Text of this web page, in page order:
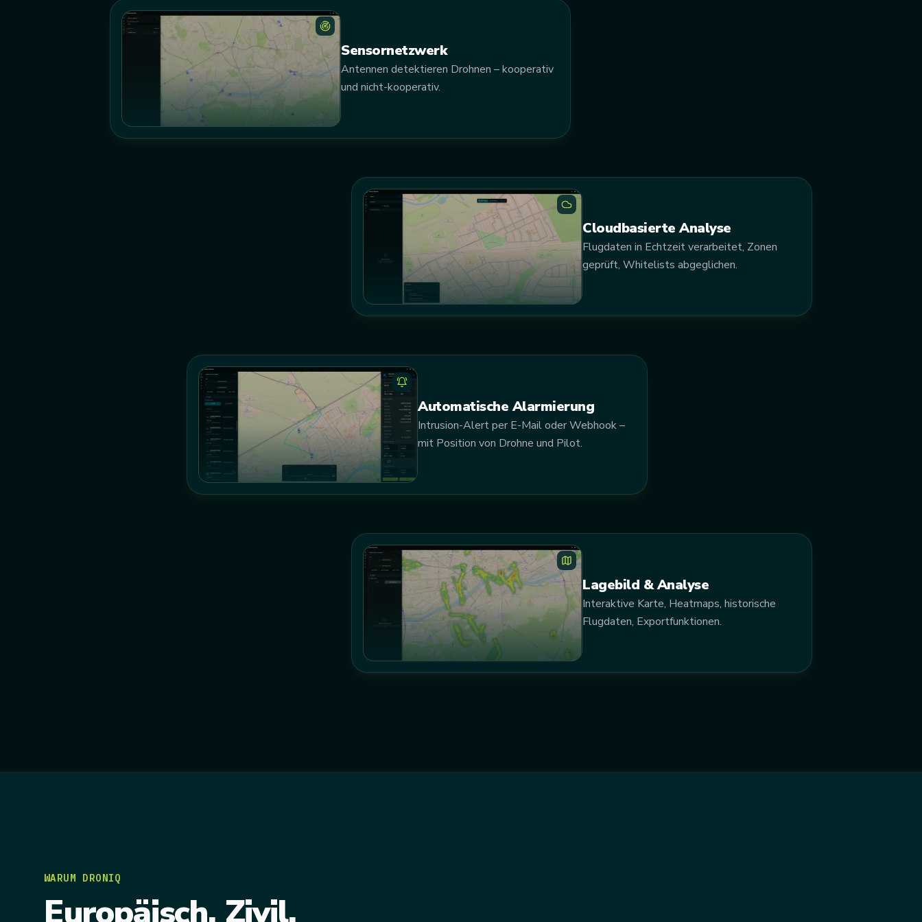
Sensornetzwerk
Antennen detektieren Drohnen – kooperativ
und nicht-kooperativ.
Cloudbasierte Analyse
Flugdaten in Echtzeit verarbeitet, Zonen
geprüft, Whitelists abgeglichen.
Automatische Alarmierung
Intrusion-Alert per E-Mail oder Webhook –
mit Position von Drohne und Pilot.
Lagebild & Analyse
Interaktive Karte, Heatmaps, historische
Flugdaten, Exportfunktionen.
WARUM DRONIQ
Europäisch. Zivil.